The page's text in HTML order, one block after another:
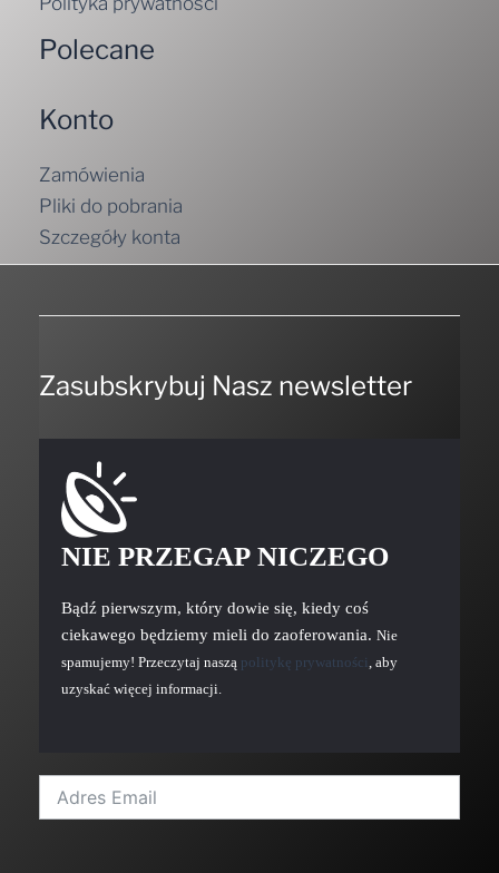
Polecane
Konto
Zamówienia
Pliki do pobrania
Szczegóły konta
Zasubskrybuj Nasz newsletter
NIE PRZEGAP NICZEGO
Bądź pierwszym, który dowie się, kiedy coś
ciekawego będziemy mieli do zaoferowania. Nie
spamujemy! Przeczytaj naszą politykę prywatności , aby
uzyskać więcej informacji.